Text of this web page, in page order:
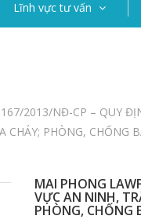
Lĩnh vực tư vấn
2013/NĐ-CP – QUY
CHÁY; PHÒNG, CHỐNG
MAI PHONG
VỰC AN NINH,
PHÒNG, CHỐNG